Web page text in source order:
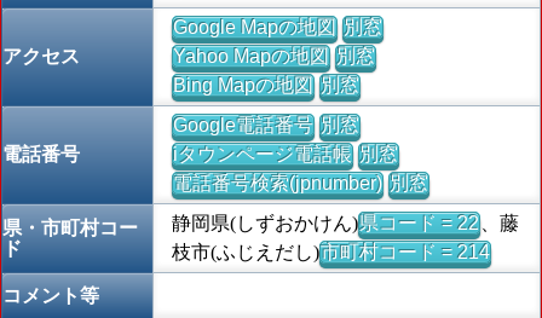
アクセス
Google Mapの地図 別窓
Yahoo Mapの地図 別窓
Bing Mapの地図 別窓
電話番号
Google電話番号 別窓
iタウンページ電話帳 別窓
電話番号検索(jpnumber) 別窓
県・市町村コー
ド
静岡県(しずおかけん)県コード = 22、藤
枝市(ふじえだし)市町村コード = 214
コメント等